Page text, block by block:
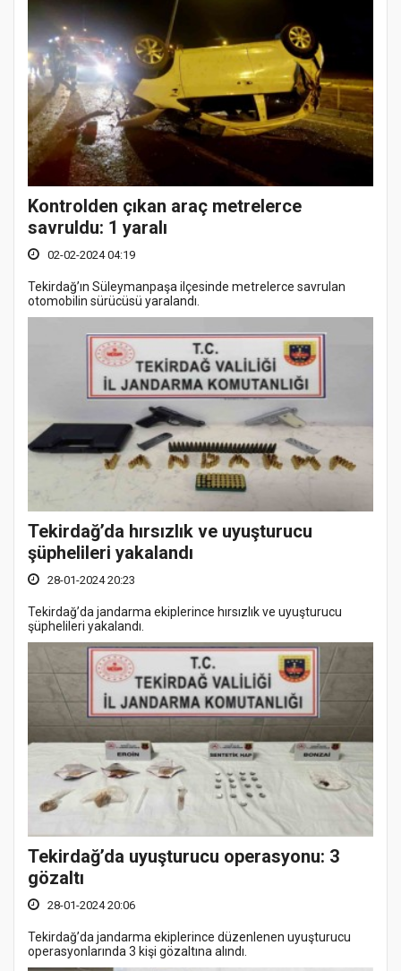
Kontrolden çıkan araç metrelerce
savruldu: 1 yaralı
02-02-2024 04:19
Tekirdağ’ın Süleymanpaşa ilçesinde metrelerce savrulan
otomobilin sürücüsü yaralandı.
Tekirdağ’da hırsızlık ve uyuşturucu
şüphelileri yakalandı
28-01-2024 20:23
Tekirdağ’da jandarma ekiplerince hırsızlık ve uyuşturucu
şüphelileri yakalandı.
Tekirdağ’da uyuşturucu operasyonu: 3
gözaltı
28-01-2024 20:06
Tekirdağ’da jandarma ekiplerince düzenlenen uyuşturucu
operasyonlarında 3 kişi gözaltına alındı.